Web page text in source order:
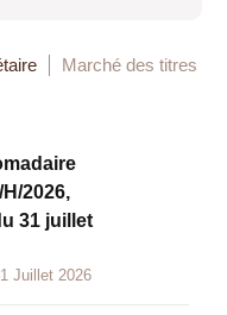
Marché des titres
2026,
31 juillet
Juillet 2026